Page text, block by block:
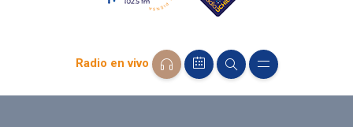
Radio en vivo